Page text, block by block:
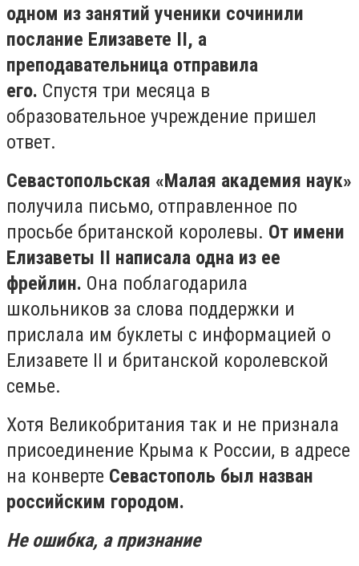
одном из занятий ученики сочинили
послание Елизавете II, а
преподавательница отправила
его. Спустя три месяца в
образовательное учреждение пришел
ответ.
Севастопольская «Малая академия наук»
получила письмо, отправленное по
просьбе британской королевы. От имени
Елизаветы II написала одна из ее
фрейлин. Она поблагодарила
школьников за слова поддержки и
прислала им буклеты с информацией о
Елизавете II и британской королевской
семье.
Хотя Великобритания так и не признала
присоединение Крыма к России, в адресе
на конверте Севастополь был назван
российским городом.
Не ошибка, а признание